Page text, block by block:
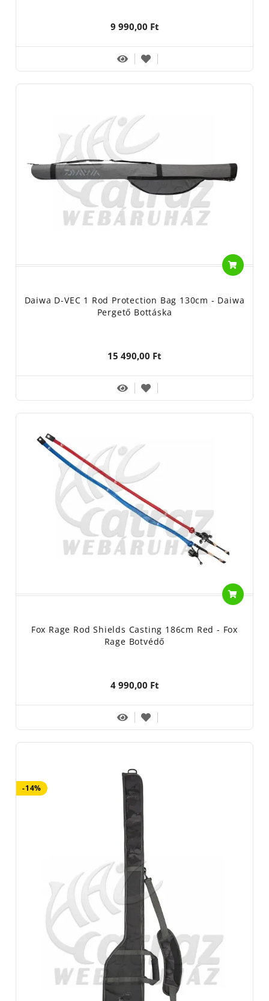
9 990,00 Ft
Daiwa D-VEC 1 Rod Protection Bag 130cm - Daiwa
Pergető Bottáska
15 490,00 Ft
Fox Rage Rod Shields Casting 186cm Red - Fox
Rage Botvédő
4 990,00 Ft
-14%